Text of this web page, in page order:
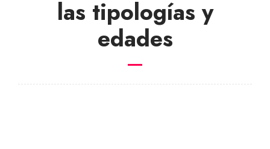
las tipologías y
edades